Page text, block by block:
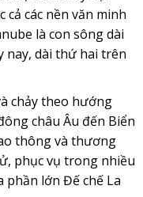
các nền văn minh
là con sông dài
nay, dài thứ hai trên
chảy theo hướng
châu Âu đến Biển
thông và thương
phục vụ trong nhiều
phần lớn Đế chế La